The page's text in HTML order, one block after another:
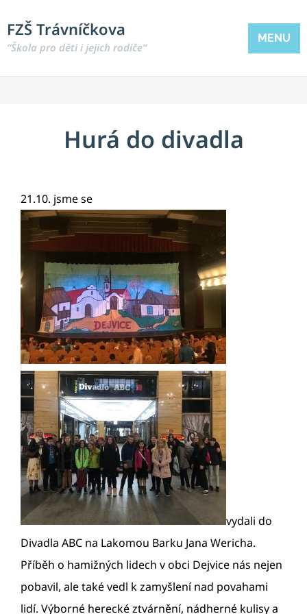
FZŠ Trávníčkova
“Škola pro děti i jejich rodiče“
MENU
Hurá do divadla
21.10. jsme se
vydali do
Divadla ABC na Lakomou Barku Jana Wericha.
Příběh o hamižných lidech v obci Dejvice nás nejen
pobavil, ale také vedl k zamyšlení nad povahami
lidí. Výborné herecké ztvárnění, nádherné kulisy a